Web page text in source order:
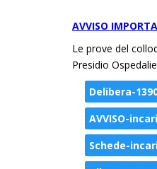
AVVISO
Le prove del
Presidio
Delibera-
AVVISO-
Schede-